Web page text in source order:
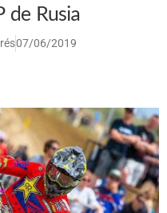
de Rusia
07/06/2019